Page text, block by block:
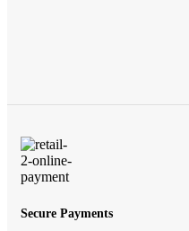
Secure Payments